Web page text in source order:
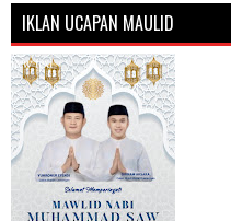
IKLAN UCAPAN MAULID